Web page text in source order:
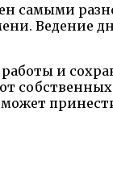
самыми
Ведение
и
может